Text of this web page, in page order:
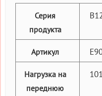
Серия
продукта
Артикул
Нагрузка на
переднюю